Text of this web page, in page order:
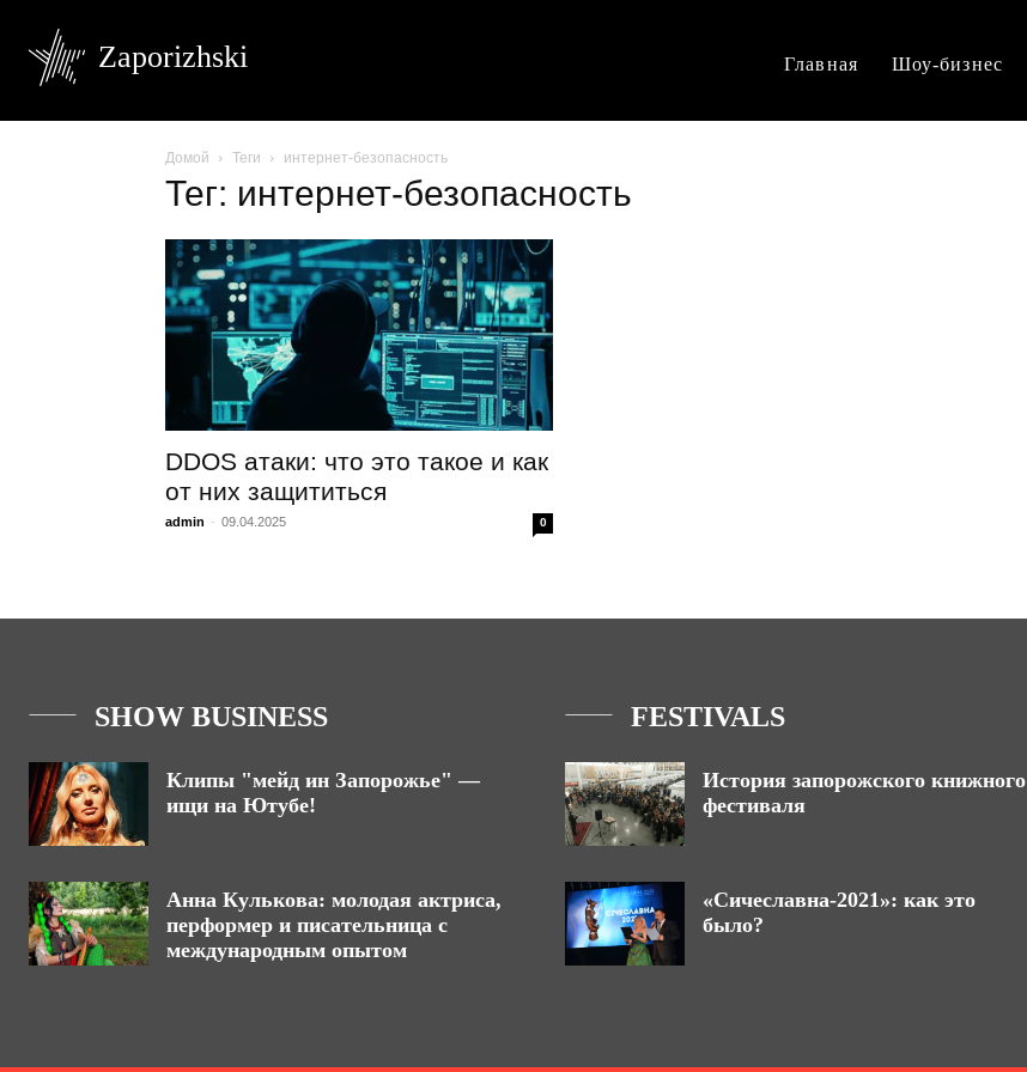
Zaporizhski Главная Шоу-бизнес
Домой Теги интернет-безопасность
Тег: интернет-безопасность
DDOS атаки: что это такое и как
от них защититься
admin - 09.04.2025 0
SHOW BUSINESS
Клипы "мейд ин Запорожье" —
ищи на Ютубе!
Анна Кулькова: молодая актриса,
перформер и писательница с
международным опытом
FESTIVALS
История запорожского книжного
фестиваля
«Сичеславна-2021»: как это
было?